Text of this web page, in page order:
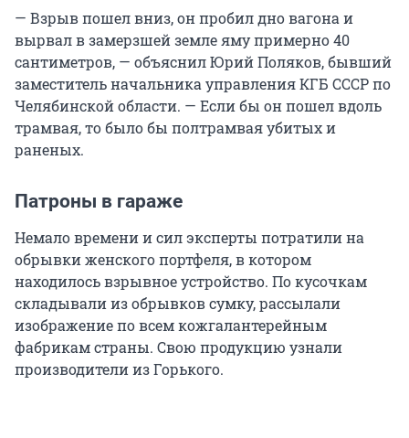
— Взрыв пошел вниз, он пробил дно вагона и
вырвал в замерзшей земле яму примерно 40
сантиметров, — объяснил Юрий Поляков, бывший
заместитель начальника управления КГБ СССР по
Челябинской области. — Если бы он пошел вдоль
трамвая, то было бы полтрамвая убитых и
раненых.
Патроны в гараже
Немало времени и сил эксперты потратили на
обрывки женского портфеля, в котором
находилось взрывное устройство. По кусочкам
складывали из обрывков сумку, рассылали
изображение по всем кожгалантерейным
фабрикам страны. Свою продукцию узнали
производители из Горького.